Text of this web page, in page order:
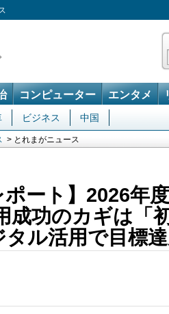
コンピューター エンタメ
ビジネス 中国
> とれまがニュース
ポート】2026年
功のカギは「
ル活用で目標